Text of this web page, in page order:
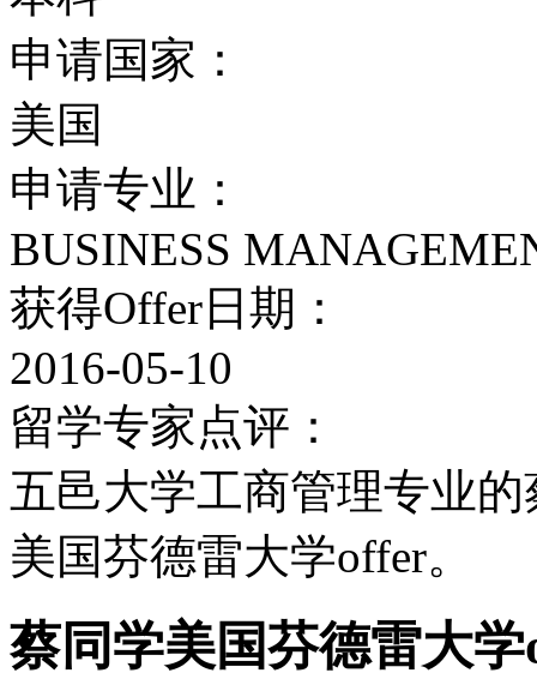
申请国家：
美国
申请专业：
​BUSINESS
获得Offer日期：
2016-05-10
留学专家点评：
五邑大学工商管理专业
美国芬德雷大学offer。
蔡同学美国芬德雷大